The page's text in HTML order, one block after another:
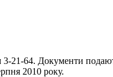
64. Документи
2010 року.